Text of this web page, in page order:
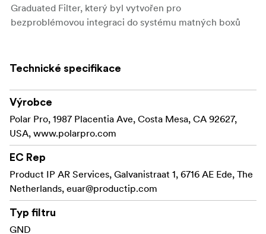
Graduated Filter, který byl vytvořen pro
bezproblémovou integraci do systému matných boxů
Klíčové vlastnosti a výhody:
Třístupňová odstupňovaná redukce světla:
Ztmavuje pouze horní část záběru, čímž pomáhá
vyrovnávat expozici mezi jasnou oblohou a
zastíněným popředím.
Perfektně zapadá do modulárního systému
BaseCamp, což umožňuje rychlé a bezpečné
nastavení v terénu.
Technické specifikace
Výrobce
Polar Pro, 1987 Placentia Ave, Costa Mesa, CA 92627,
USA, www.polarpro.com
EC Rep
Product IP AR Services, Galvanistraat 1, 6716 AE Ede, The
Netherlands, euar@productip.com
Typ filtru
GND